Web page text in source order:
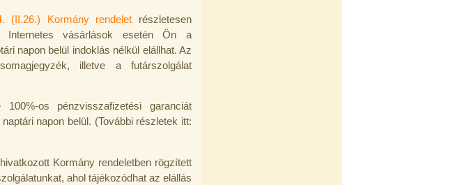
(II.26.) Kormány rendelet részletesen
Internetes vásárlások esetén Ön a
napon belül indoklás nélkül elállhat. Az
illetve a futárszolgálat
os pénzvisszafizetési garanciát
napon belül. (További részletek itt:
Kormány rendeletben rögzített
ahol tájékozódhat az elállás